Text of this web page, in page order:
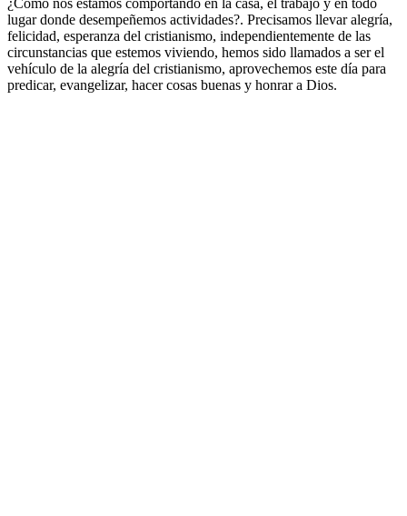
¿Cómo nos estamos comportando en la casa, el trabajo y en todo
lugar donde desempeñemos actividades?. Precisamos llevar alegría,
felicidad, esperanza del cristianismo, independientemente de las
circunstancias que estemos viviendo, hemos sido llamados a ser el
vehículo de la alegría del cristianismo, aprovechemos este día para
predicar, evangelizar, hacer cosas buenas y honrar a Dios.